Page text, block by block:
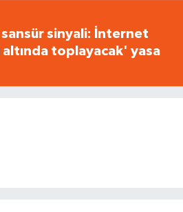
sinyali: İnternet
toplayacak' yasa